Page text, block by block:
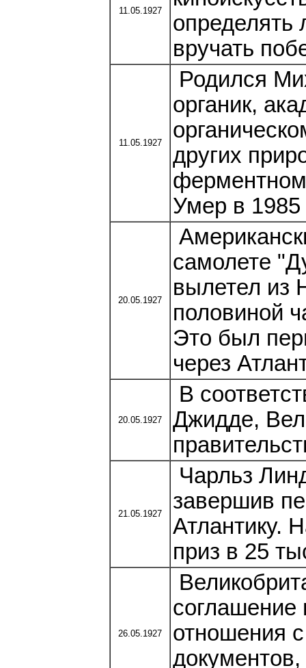
11.05.1927
определять
вручать
11.05.1927
Родился
органик,
других
Умер в 1985
20.05.1927
самолете
вылетел из
половиной
Это был
через
20.05.1927
В
Джидде,
21.05.1927
Чарльз
завершив
Атлантику.
приз в 25
26.05.1927
соглашение
отношения